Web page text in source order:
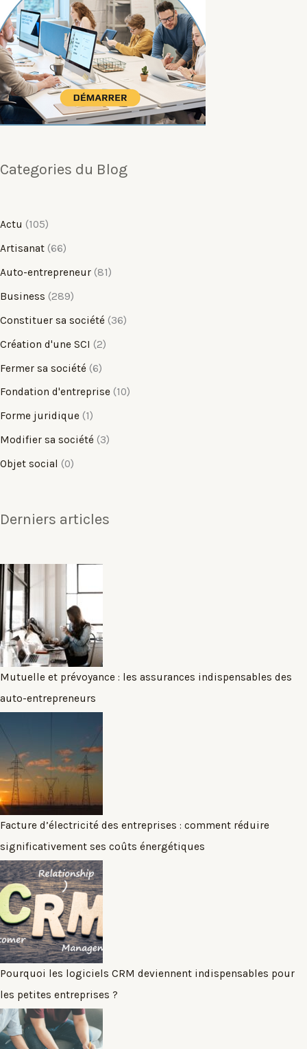
Categories du Blog
Actu (105)
Artisanat (66)
Auto-entrepreneur (81)
Business (289)
Constituer sa société (36)
Création d'une SCI (2)
Fermer sa société (6)
Fondation d'entreprise (10)
Forme juridique (1)
Modifier sa société (3)
Objet social (0)
Derniers articles
Mutuelle et prévoyance : les assurances indispensables des
auto-entrepreneurs
Facture d’électricité des entreprises : comment réduire
significativement ses coûts énergétiques
Pourquoi les logiciels CRM deviennent indispensables pour
les petites entreprises ?